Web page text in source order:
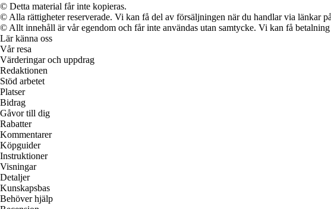
© Detta material får inte kopieras.
© Alla rättigheter reserverade. Vi kan få del av försäljningen när du handlar via länkar
© Allt innehåll är vår egendom och får inte användas utan samtycke. Vi kan få
Lär känna oss
Vår resa
Värderingar och uppdrag
Redaktionen
Stöd arbetet
Platser
Bidrag
Gåvor till dig
Rabatter
Kommentarer
Köpguider
Instruktioner
Visningar
Detaljer
Kunskapsbas
Behöver hjälp